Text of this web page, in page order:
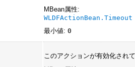
MBean属性:
WLDFActionBean.Timeout
最小値: 0
このアクションが有効化され